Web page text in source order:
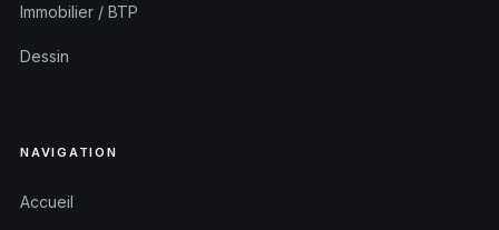
Immobilier / BTP
Dessin
NAVIGATION
Accueil